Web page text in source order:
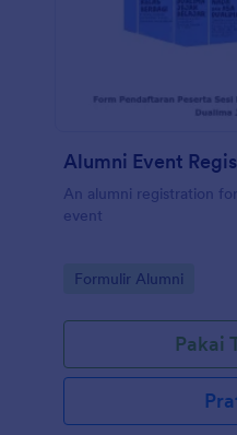
An alumni registration
event
Go to Category:
Formulir Alumni
Pakai